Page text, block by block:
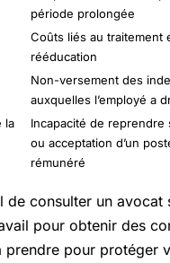
période prolongée
Coûts liés au traitement
rééducation
Non-versement des
auxquelles l’employé a
la
Incapacité de reprendre
ou acceptation d’un
rémunéré
de consulter un avocat
pour obtenir des
prendre pour protéger